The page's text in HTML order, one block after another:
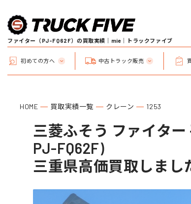
ファイター（PJ-FQ62F）の買取実績｜mie｜トラックファイブ
初めての方へ 中古トラック販売
HOME 買取実績一覧 クレーン 1253
三菱ふそう ファイター
PJ-FQ62F)
三重県高価買取しまし